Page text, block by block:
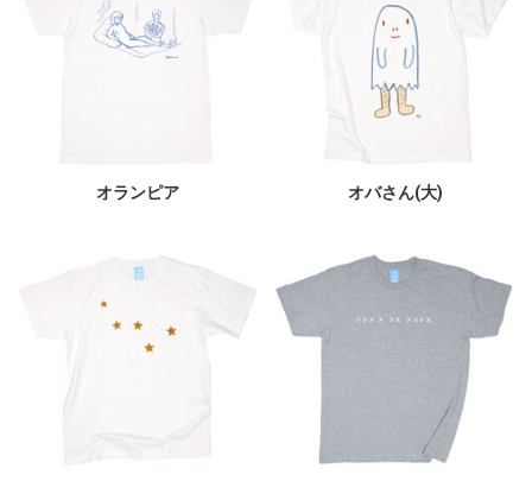
オランピア オバさん(大)